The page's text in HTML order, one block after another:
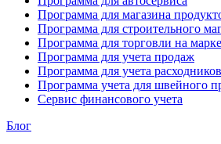
Программа для магазина
Программа для строительного
Программа для торговли на
Программа для учета продаж
Программа для учета расходников
Программа учета для швейного
Сервис финансового учета
Блог